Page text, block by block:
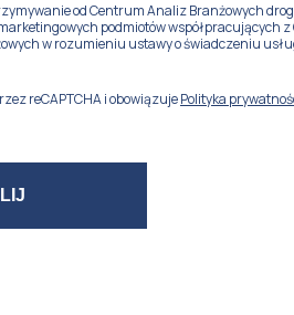
od Centrum Analiz Branżowych
podmiotów współpracujących
w rozumieniu ustawy o świadczeniu
reCAPTCHA i obowiązujePolityka